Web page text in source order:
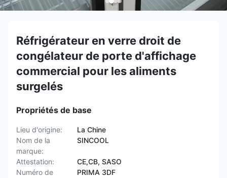
Réfrigérateur en verre droit de
congélateur de porte d'affichage
commercial pour les aliments
surgelés
Propriétés de base
Lieu d'origine:
La Chine
Nom de la
marque:
SINCOOL
Attestation:
CE,CB, SASO
Numéro de
PRIMA 3DF